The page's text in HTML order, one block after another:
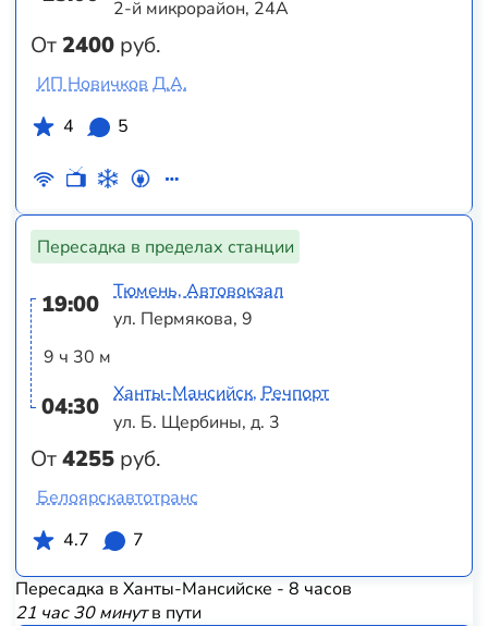
От2400 руб.
2-й микрорайон, 24А
ИП Новичков Д.А.
4
5
Пересадка в пределах станции
19:00
9 ч 30 м
04:30
От4255 руб.
Тюмень, Автовокзал
ул. Пермякова, 9
Ханты-Мансийск, Речпорт
ул. Б. Щербины, д. 3
Белоярскавтотранс
4.7
7
Пересадка в Ханты-Мансийске - 8 часов
21 час 30 минутв пути